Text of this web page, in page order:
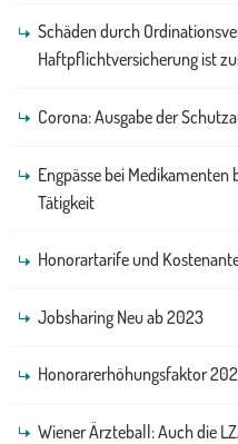
Schäden durch
Haftpflichtversicherung ist
Corona: Ausgabe der
Engpässe bei
Tätigkeit
Honorartarife und
Jobsharing Neu ab 2023
Honorarerhöhungsfaktor
Wiener Ärzteball: Auch die